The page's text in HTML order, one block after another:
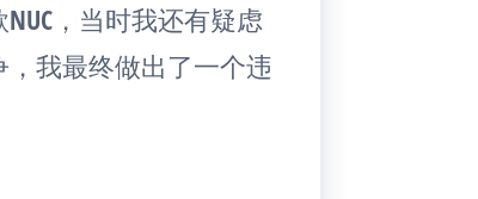
，当时我还有疑虑
我最终做出了一个违